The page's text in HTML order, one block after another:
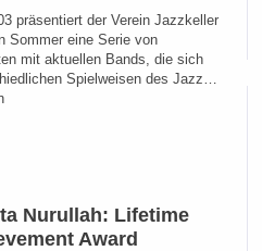
präsentiert der Verein Jazzkeller
Sommer eine Serie von
mit aktuellen Bands, die sich
Spielweisen des Jazz…
Nurullah: Lifetime
Award